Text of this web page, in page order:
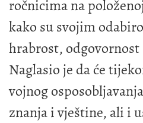
ročnicima na
kako su svojim
hrabrost,
Naglasio je da će
vojnog
znanja i vještine, ali i